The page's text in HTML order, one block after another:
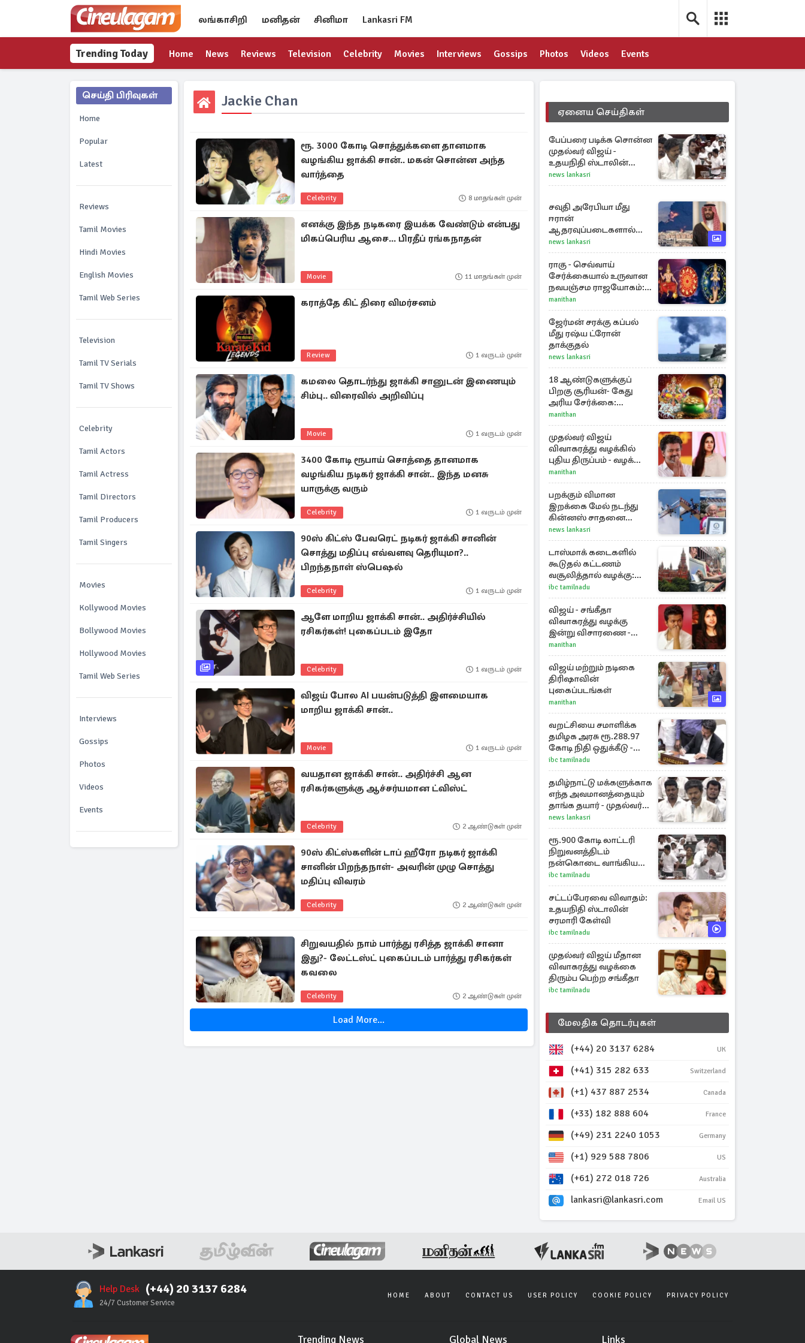
லங்காசிறி மனிதன் சினிமா Lankasri FM
Trending Today Home News Reviews Television Celebrity Movies Interviews Gossips Photos Videos Events
செய்தி பிரிவுகள்
Home
Popular
Latest
Reviews
Tamil Movies
Hindi Movies
English Movies
Tamil Web Series
Television
Tamil TV Serials
Tamil TV Shows
Celebrity
Tamil Actors
Tamil Actress
Tamil Directors
Tamil Producers
Tamil Singers
Movies
Kollywood Movies
Bollywood Movies
Hollywood Movies
Tamil Web Series
Interviews
Gossips
Photos
Videos
Events
Jackie Chan
ரூ. 3000 கோடி சொத்துக்களை தானமாக
வழங்கிய ஜாக்கி சான்.. மகன் சொன்ன அந்த
வார்த்தை
Celebrity 8 மாதங்கள் முன்
எனக்கு இந்த நடிகரை இயக்க வேண்டும் என்பது
மிகப்பெரிய ஆசை... பிரதீப் ரங்கநாதன்
Movie 11 மாதங்கள் முன்
கராத்தே கிட் திரை விமர்சனம்
Review 1 வருடம் முன்
கமலை தொடர்ந்து ஜாக்கி சானுடன் இணையும்
சிம்பு.. விரைவில் அறிவிப்பு
Movie 1 வருடம் முன்
3400 கோடி ரூபாய் சொத்தை தானமாக
வழங்கிய நடிகர் ஜாக்கி சான்.. இந்த மனசு
யாருக்கு வரும்
Celebrity 1 வருடம் முன்
90ஸ் கிட்ஸ் பேவரெட் நடிகர் ஜாக்கி சானின்
சொத்து மதிப்பு எவ்வளவு தெரியுமா?..
பிறந்தநாள் ஸ்பெஷல்
Celebrity 1 வருடம் முன்
ஆளே மாறிய ஜாக்கி சான்.. அதிர்ச்சியில்
ரசிகர்கள்! புகைப்படம் இதோ
Celebrity 1 வருடம் முன்
விஜய் போல AI பயன்படுத்தி இளமையாக
மாறிய ஜாக்கி சான்..
Movie 1 வருடம் முன்
வயதான ஜாக்கி சான்.. அதிர்ச்சி ஆன
ரசிகர்களுக்கு ஆச்சர்யமான ட்விஸ்ட்
Celebrity 2 ஆண்டுகள் முன்
90ஸ் கிட்ஸ்களின் டாப் ஹீரோ நடிகர் ஜாக்கி
சானின் பிறந்தநாள்- அவரின் முழு சொத்து
மதிப்பு விவரம்
Celebrity 2 ஆண்டுகள் முன்
சிறுவயதில் நாம் பார்த்து ரசித்த ஜாக்கி சானா
இது?- லேட்டஸ்ட் புகைப்படம் பார்த்து ரசிகர்கள்
கவலை
Celebrity 2 ஆண்டுகள் முன்
Load More...
ஏனைய செய்திகள்
பேப்பரை படிக்க சொன்ன
முதல்வர் விஜய் -
உதயநிதி ஸ்டாலின்
கொடுத்த பதிலடி
news lankasri
சவுதி அரேபியா மீது
ஈரான்
ஆதரவுப்படைகளால்
இருமுனைத் தாக்குதல்:
நெருக்கடியில் மத்திய
கிழக்கு
news lankasri
ராகு - செவ்வாய்
சேர்க்கையால் உருவான
நவபஞ்சம ராஜயோகம்:
அதிர்ஷ்டம் பெறும் 3
ராசிகள்!
manithan
ஜேர்மன் சரக்கு கப்பல்
மீது ரஷ்ய ட்ரோன்
தாக்குதல்
news lankasri
18 ஆண்டுகளுக்குப்
பிறகு சூரியன்- கேது
அரிய சேர்க்கை:
அதிர்ஷ்டம் பெறும் 3
ராசிகள்!
manithan
முதல்வர் விஜய்
விவாகரத்து வழக்கில்
புதிய திருப்பம் - வழக்கை
வாபஸ் பெற்ற சங்கீதா!
manithan
பறக்கும் விமான
இறக்கை மேல் நடந்து
கின்னஸ் சாதனை
படைத்த 97 வயது
மூதாட்டி
news lankasri
டாஸ்மாக் கடைகளில்
கூடுதல் கட்டணம்
வசூலித்தால் வழக்கு:
சென்னை
உயர்நீதிமன்றம் உத்தரவு
ibc tamilnadu
விஜய் - சங்கீதா
விவாகரத்து வழக்கு
இன்று விசாரணை -
காணொளி மூலம்
ஆஜராக வாய்ப்பு
manithan
விஜய் மற்றும் நடிகை
திரிஷாவின்
புகைப்படங்கள்
manithan
வறட்சியை சமாளிக்க
தமிழக அரசு ரூ.288.97
கோடி நிதி ஒதுக்கீடு -
வெளியான அரசாணை
ibc tamilnadu
தமிழ்நாட்டு மக்களுக்காக
எந்த அவமானத்தையும்
தாங்க தயார் - முதல்வர்
விஜய்
news lankasri
ரூ.900 கோடி லாட்டரி
நிறுவனத்திடம்
நன்கொடை வாங்கியது
ஏன்? உதயநிதி - ஆதவ்
விவாதம்
ibc tamilnadu
சட்டப்பேரவை விவாதம்:
உதயநிதி ஸ்டாலின்
சரமாரி கேள்வி
ibc tamilnadu
முதல்வர் விஜய் மீதான
விவாகரத்து வழக்கை
திரும்ப பெற்ற சங்கீதா
ibc tamilnadu
மேலதிக தொடர்புகள்
(+44) 20 3137 6284 UK
(+41) 315 282 633 Switzerland
(+1) 437 887 2534 Canada
(+33) 182 888 604 France
(+49) 231 2240 1053 Germany
(+1) 929 588 7806 US
(+61) 272 018 726 Australia
lankasri@lankasri.com Email US
Help Desk (+44) 20 3137 6284
24/7 Customer Service
HOME ABOUT CONTACT US USER POLICY COOKIE POLICY PRIVACY POLICY
Trending News Global News Links